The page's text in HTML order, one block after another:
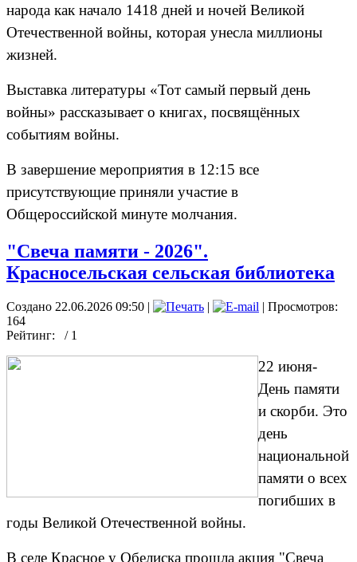
народа как начало 1418 дней и ночей Великой
Отечественной войны, которая унесла миллионы
жизней.
Выставка литературы «Тот самый первый день
войны» рассказывает о книгах, посвящённых
событиям войны.
В завершение мероприятия в 12:15 все
присутствующие приняли участие в
Общероссийской минуте молчания.
"Свеча памяти - 2026".
Красносельская сельская библиотека
Создано 22.06.2026 09:50 | |
| Просмотров:
164
Рейтинг:
/ 1
22 июня-
День памяти
и скорби. Это
день
национальной
памяти о всех
погибших в
годы Великой Отечественной войны.
В селе Красное у Обелиска прошла акция "Свеча